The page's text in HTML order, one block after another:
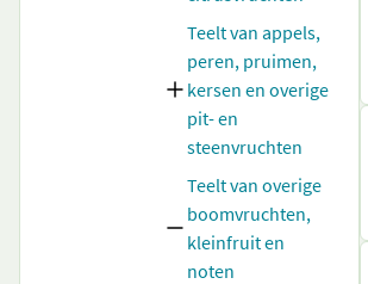
Teelt van appels,
peren, pruimen,
kersen en overige
pit- en
steenvruchten
Teelt van overige
boomvruchten,
kleinfruit en
noten